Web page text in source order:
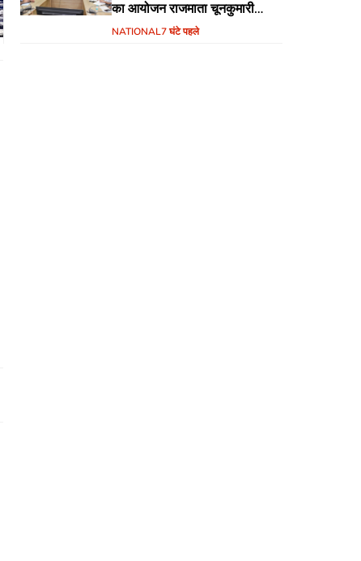
का आयोजन राजमाता चूनकुमारी
स्टेडियम बैढ़न में होगा
NATIONAL7 घंटे पहले